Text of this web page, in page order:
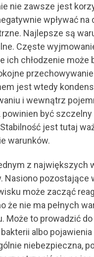
nie zawsze jest
wpływać na
Najlepsze są
Częste
ich chłodzenie może
jest wtedy
i wewnątrz
powinien być
jest tutaj
warunków.
z największych
Nasiono pozostające
może zacząć
że nie ma pełnych
Może to prowadzić do
albo
niebezpieczna,